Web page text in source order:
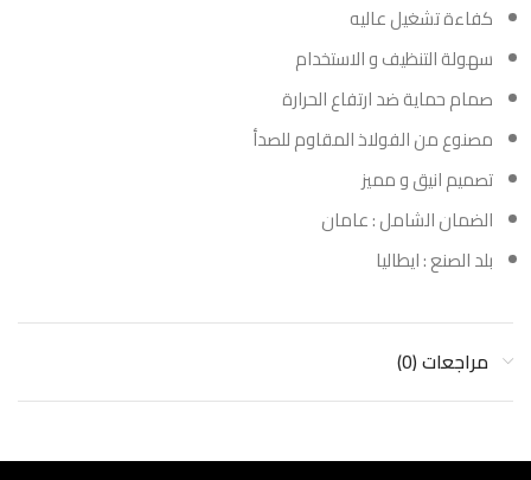
كفاءة تشغيل عاليه
سهولة التنظيف و الاستخدام
صمام حماية ضد ارتفاع الحرارة
مصنوع من الفولاذ المقاوم للصدأ
تصميم انيق و مميز
الضمان الشامل : عامان
بلد الصنع : ايطاليا
مراجعات (0)